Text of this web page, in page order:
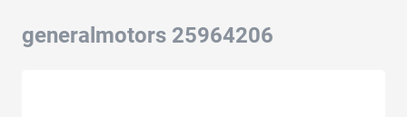
generalmotors 25964206